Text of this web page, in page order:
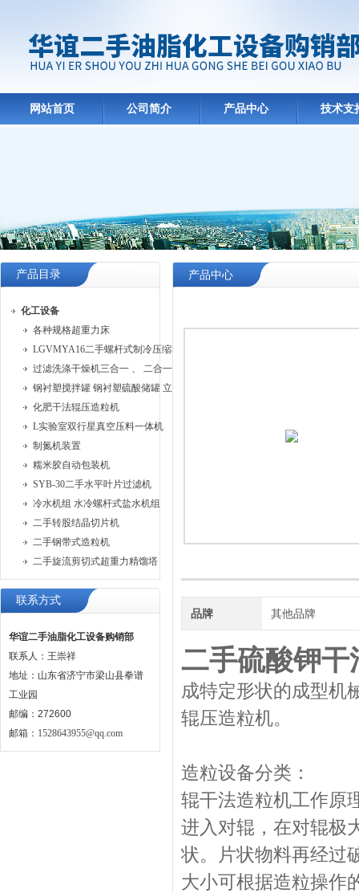
网站首页 公司简介 产品中心 技术支
产品目录
化工设备
各种规格超重力床
LGVMYA16二手螺杆式制冷压缩机组
过滤洗涤干燥机三合一 、 二合一过滤洗涤机
钢衬塑搅拌罐 钢衬塑硫酸储罐 立式钢衬塑储罐
化肥干法辊压造粒机
L实验室双行星真空压料一体机
制氮机装置
糯米胶自动包装机
SYB-30二手水平叶片过滤机
冷水机组 水冷螺杆式盐水机组
二手转股结晶切片机
二手钢带式造粒机
二手旋流剪切式超重力精馏塔
联系方式
华谊二手油脂化工设备购销部
联系人：王崇祥
地址：山东省济宁市梁山县拳谱
工业园
邮编：272600
邮箱： 1528643955@qq.com
产品中心
品牌 其他品牌
二手硫酸钾干
成特定形状的成型机
辊压造粒机。
造粒设备分类：
辊干法造粒机工作原
进入对辊，在对辊极
状。片状物料再经过
大小可根据造粒操作